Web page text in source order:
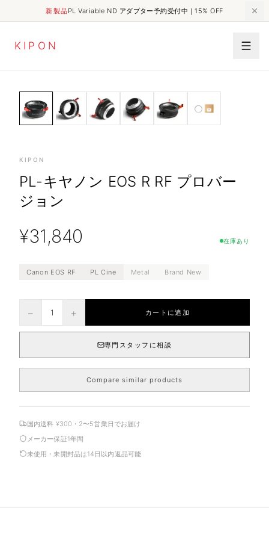
新製品PL Variable ND アダプター予約受付中｜15% OFF
K I P O N
HOME SHOP PL-キヤノン EOS R RF プロバージョン
KIPON
PL-キヤノン EOS R RF プロバー
ジョン
¥31,840 在庫あり
Canon EOS RF PL Cine Metal Brand New
− 1 + カートに追加
専門スタッフに相談
Compare similar products
国内送料 ¥300・2〜5営業日でお届け
メーカー保証1年間
未使用・未開封品は14日以内返品可能